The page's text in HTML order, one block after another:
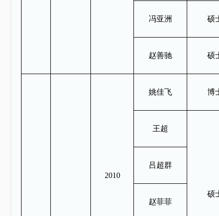
冯亚洲 硕
赵善驰 硕
2010
姚佳飞 博
王超
硕
吕超群
赵菲菲